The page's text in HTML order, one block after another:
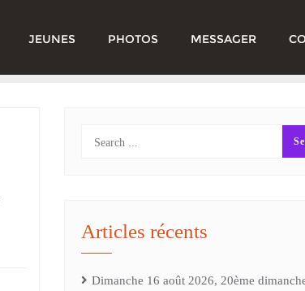
JEUNES PHOTOS MESSAGER
Articles récents
Dimanche 16 août 2026, 20ème